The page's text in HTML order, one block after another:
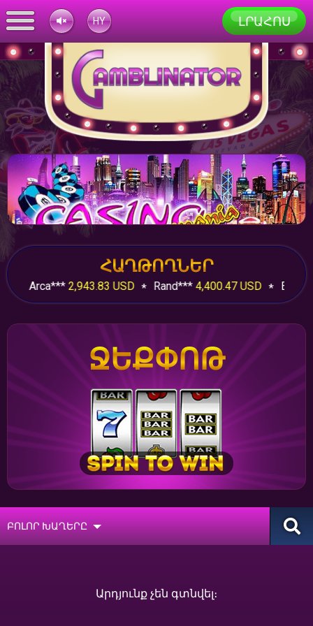
UK
TR
RU
HY
FR
EN
AZ
ԼՐԱՀՈՍ
ՀԱՂԹՈՂՆԵՐ
Arca***2,943.83 USD Rand***4,400.47 USD Elit***
ՋԵՔՓՈԹ
ԲՈԼՈՐ ԽԱՂԵՐԸ
Արդյունք չեն գտնվել։